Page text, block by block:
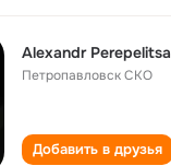
Alexandr Perepelitsa
Петропавловск СКО
Добавить в друзья